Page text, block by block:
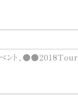
ント、●●2018Tour